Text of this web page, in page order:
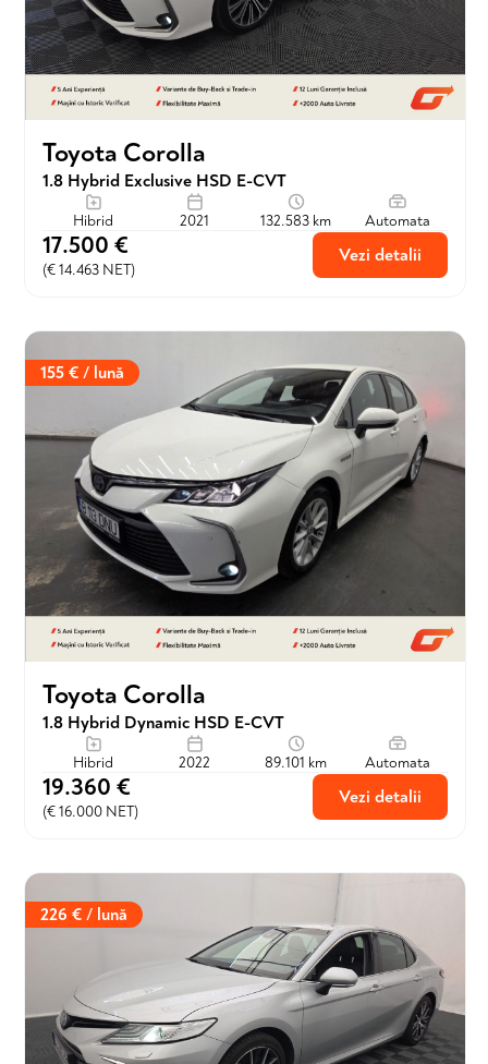
Toyota Corolla
1.8 Hybrid Exclusive HSD E-CVT
Hibrid 2021 132.583 km Automata
17.500 €
(€ 14.463 NET)
Vezi detalii
155 € / lună
Toyota Corolla
1.8 Hybrid Dynamic HSD E-CVT
Hibrid 2022 89.101 km Automata
19.360 €
(€ 16.000 NET)
Vezi detalii
226 € / lună